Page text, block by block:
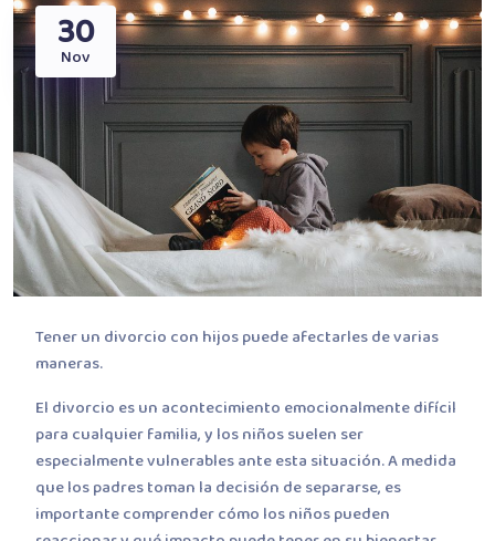
30
Nov
Tener un divorcio con hijos puede afectarles de varias
maneras.
El divorcio es un acontecimiento emocionalmente difícil
para cualquier familia, y los niños suelen ser
especialmente vulnerables ante esta situación. A medida
que los padres toman la decisión de separarse, es
importante comprender cómo los niños pueden